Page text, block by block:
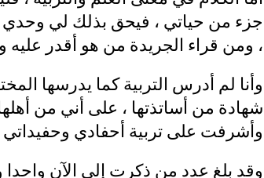
جزء من حياتي ، فيحق بذلك لي وحدي
، ومن قراء الجريدة من هو أقدر
وأنا لم أدرس التربية كما يدرسها
شهادة من أساتذتها ، على أني من
وأشرفت على تربية أحفادي وحفيداتي
وقد بلغ عدد من ذكرت إلى الآن واحدا